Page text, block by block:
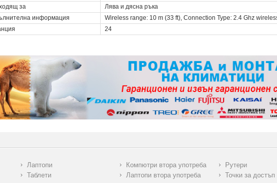
за
Лява и дясна ръка
информация
Wireless range: 10 m (33 ft), Connection Type: 2.4 Ghz
24
Лаптопи
Таблети
Компютри втора употреба
Лаптопи втора употреба
Рутери
Точки за достъп